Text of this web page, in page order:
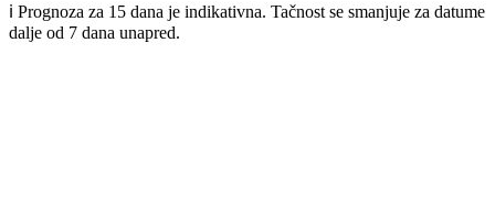
ℹ️ Prognoza za 15 dana je indikativna. Tačnost se smanjuje za datume
dalje od 7 dana unapred.